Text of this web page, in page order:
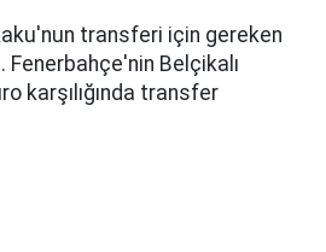
transferi için gereken
Belçikalı
karşılığında transfer